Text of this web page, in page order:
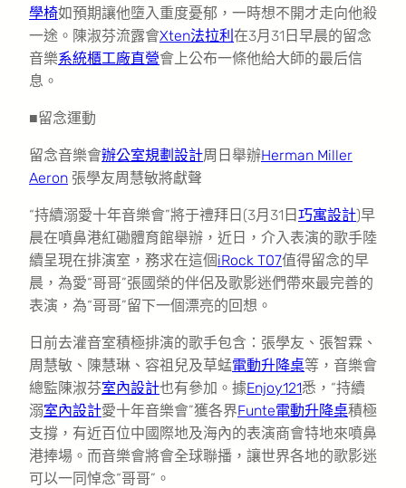
學椅如預期讓他墮入重度憂郁，一時想不開才走向他殺
一途。陳淑芬流露會Xten法拉利 在3月31日早晨的留念
音樂系統櫃工廠直營會上公布一條他給大師的最后信
息。
■留念運動
留念音樂會辦公室規劃設計周日舉辦Herman Miller
Aeron 張學友周慧敏將獻聲
“持續溺愛十年音樂會”將于禮拜日(3月31日 巧寓設計)早
晨在噴鼻港紅磡體育館舉辦，近日，介入表演的歌手陸
續呈現在排演室，務求在這個iRock T07值得留念的早
晨，為愛“哥哥”張國榮的伴侶及歌影迷們帶來最完善的
表演，為“哥哥”留下一個漂亮的回想。
日前去灌音室積極排演的歌手包含：張學友、張智霖、
周慧敏、陳慧琳、容祖兒及草蜢電動升降桌等，音樂會
總監陳淑芬室內設計也有參加。據Enjoy121悉，“持續
溺室內設計愛十年音樂會”獲各界Funte電動升降桌積極
支撐，有近百位中國際地及海內的表演商會特地來噴鼻
港捧場。而音樂會將會全球聯播，讓世界各地的歌影迷
可以一同悼念“哥哥”。